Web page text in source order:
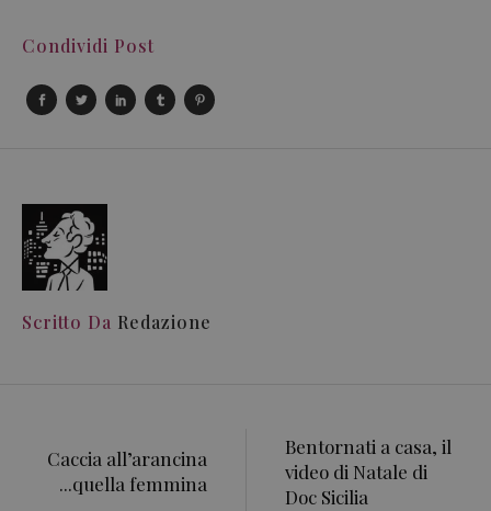
Condividi Post
Scritto Da Redazione
Caccia all’arancina
...quella femmina
Bentornati a casa, il
video di Natale di
Doc Sicilia